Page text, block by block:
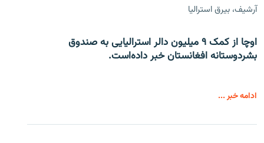
آرشیف، بیرق استرالیا
اوچا از کمک ۹ میلیون دالر استرالیایی به صندوق
بشردوستانه افغانستان خبر داده‌است.
ادامه خبر ...